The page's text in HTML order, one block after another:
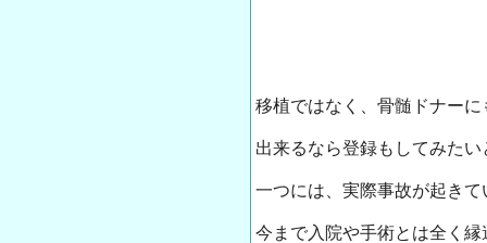
移植ではなく、骨髄ドナー
出来るなら登録もしてみた
一つには、実際事故が起きて
今まで入院や手術とは全く